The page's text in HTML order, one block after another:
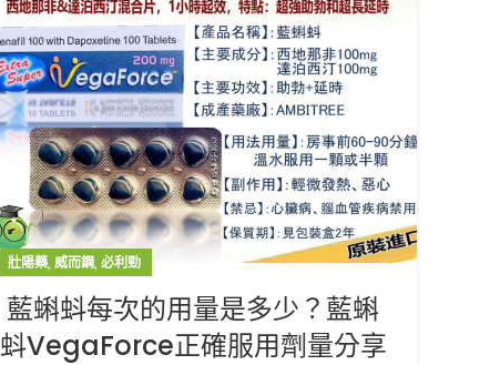
壯陽藥, 威而鋼, 必利勁
藍蝌蚪每次的用量是多少？藍蝌
蚪VegaForce正確服用劑量分享